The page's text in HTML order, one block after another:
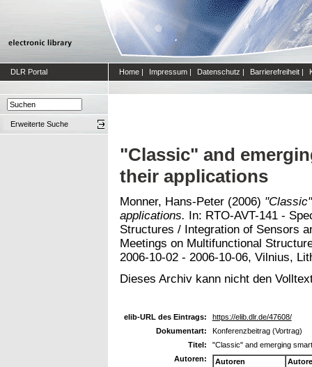
DLR Portal Home | Impressum | Datenschutz | Barrierefreiheit |
Erweiterte Suche
"Classic" and
their applications
Monner, Hans-Peter (2006)
applications. In: RTO-AVT-141 -
Structures / Integration of Sensors
Meetings on Multifunctional
2006-10-02 - 2006-10-06, Vilnius,
Dieses Archiv kann nicht den
elib-URL des Eintrags:
https://elib.dlr.de/47608/
Dokumentart:
Konferenzbeitrag (Vortrag)
Titel:
"Classic" and emerging
Autoren:
Autoren